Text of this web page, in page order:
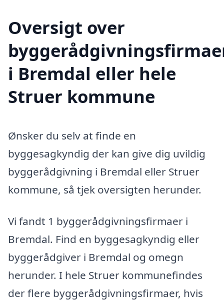
Oversigt over
i Bremdal eller hele
Struer kommune
Ønsker du selv at finde en
byggesagkyndig der kan give dig uvildig
byggerådgivning i Bremdal eller Struer
kommune, så tjek oversigten herunder.
Vi fandt 1 byggerådgivningsfirmaer i
Bremdal. Find en byggesagkyndig eller
byggerådgiver i Bremdal og omegn
herunder. I hele Struer kommunefindes
der flere byggerådgivningsfirmaer, hvis